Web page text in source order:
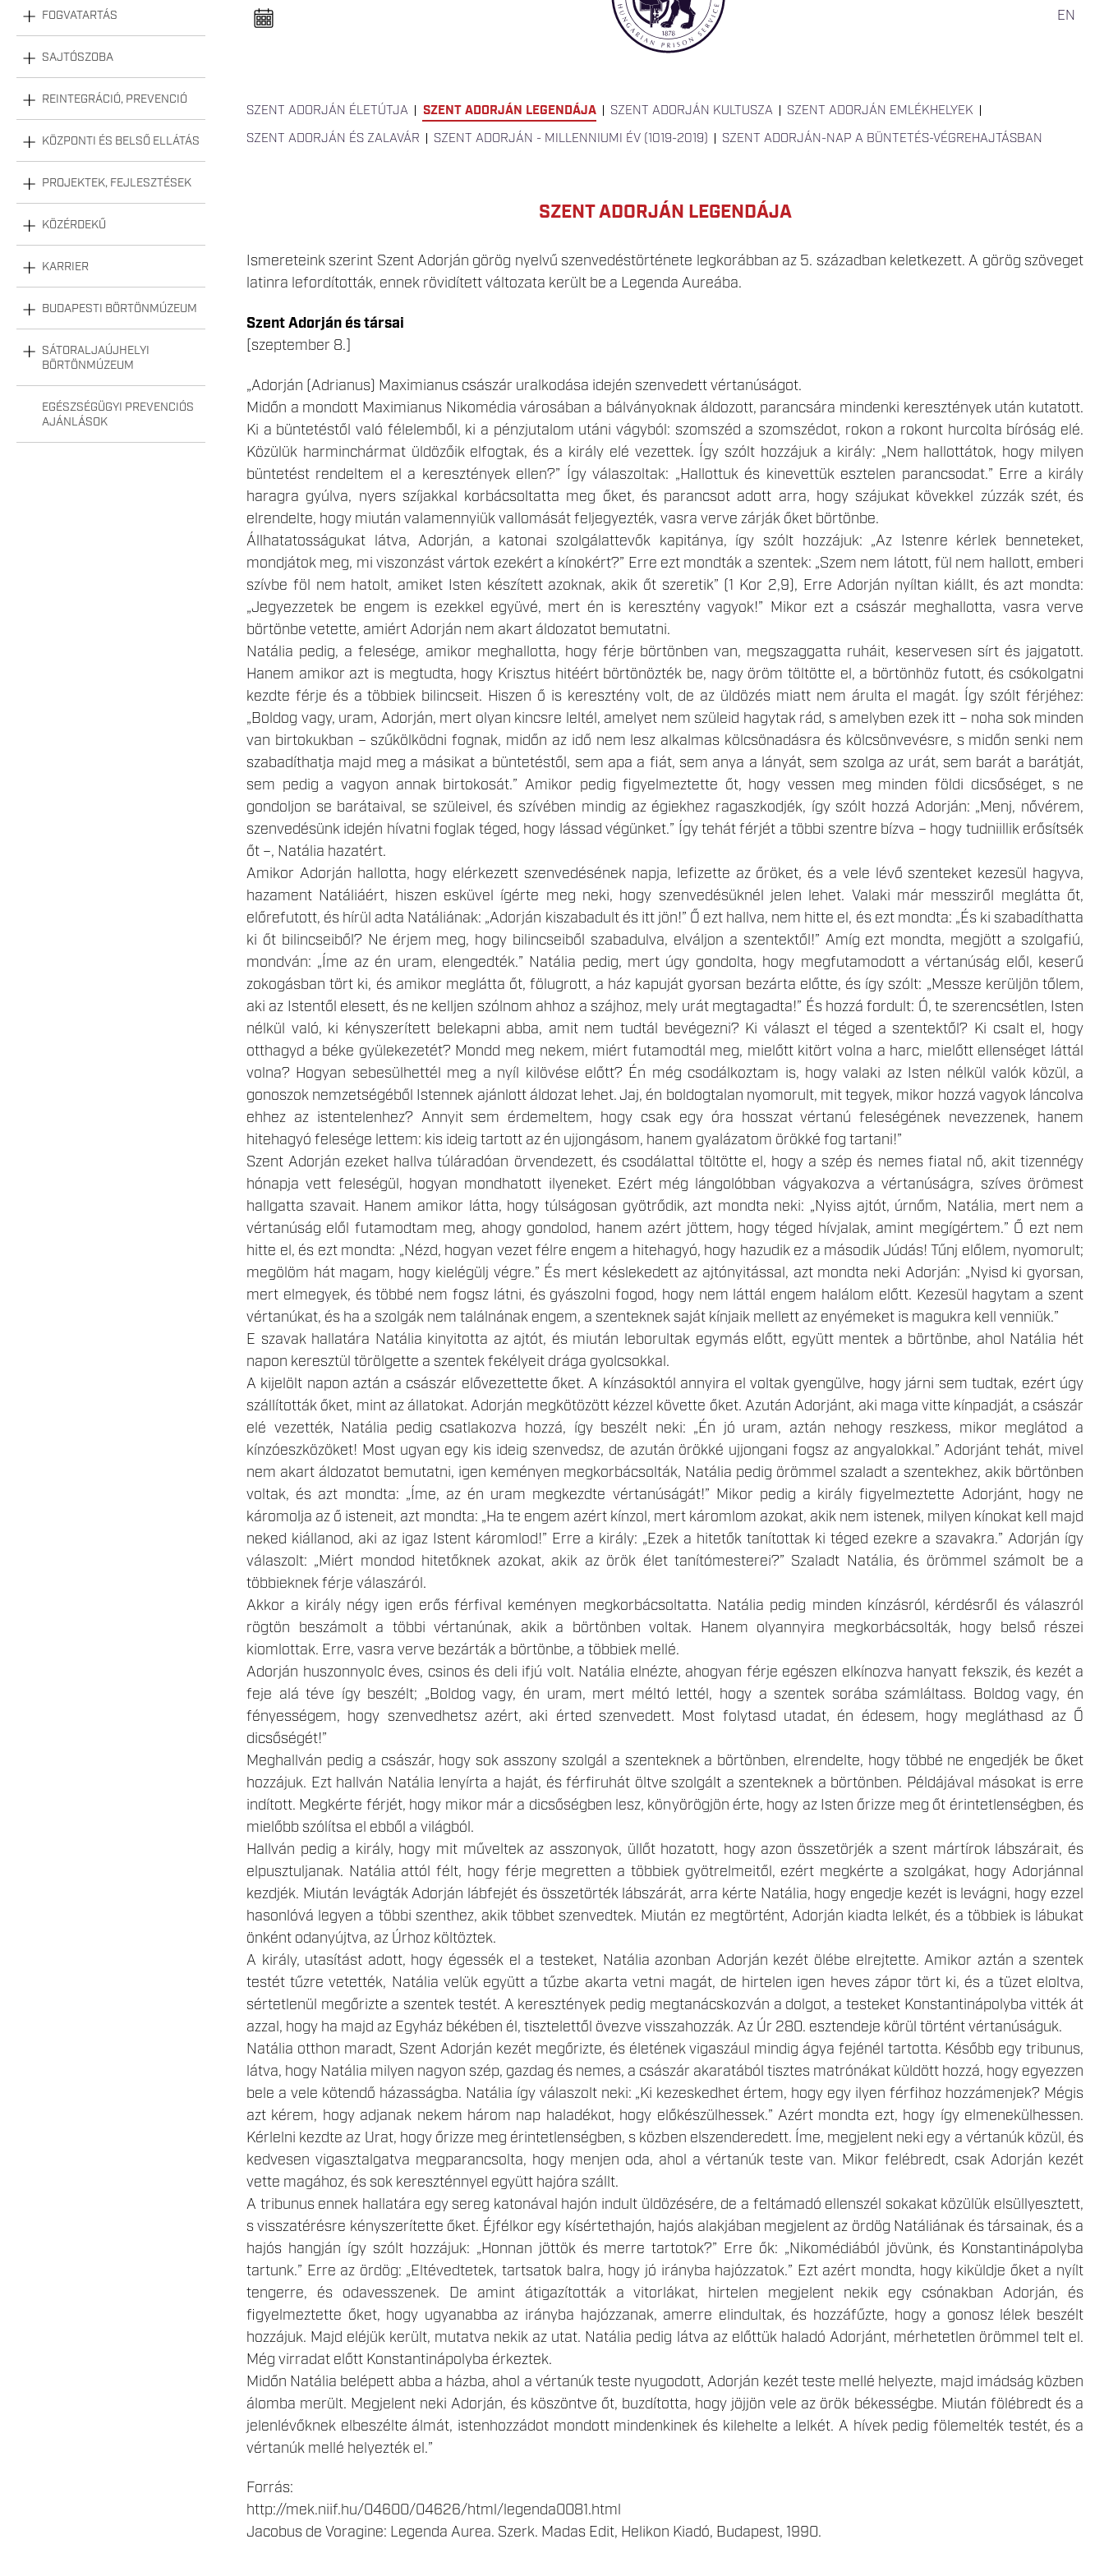
FOGVATARTÁS
SAJTÓSZOBA
REINTEGRÁCIÓ, PREVENCIÓ
KÖZPONTI ÉS BELSŐ ELLÁTÁS
PROJEKTEK, FEJLESZTÉSEK
KÖZÉRDEKŰ
KARRIER
BUDAPESTI BÖRTÖNMÚZEUM
SÁTORALJAÚJHELYI
BÖRTÖNMÚZEUM
EGÉSZSÉGÜGYI PREVENCIÓS
AJÁNLÁSOK
EN
e
l
a
SZENT ADORJÁN ÉLETÚTJA SZENT ADORJÁN LEGENDÁJA SZENT ADORJÁN KULTUSZA
SZENT ADORJÁN EMLÉKHELYEK
SZENT ADORJÁN ÉS ZALAVÁR
SZENT ADORJÁN - MILLENNIUMI ÉV (1019-2019) SZENT ADORJÁN-NAP A BÜNTETÉS-VÉGREHAJTÁSBAN
SZENT ADORJÁN LEGENDÁJA
Ismereteink szerint Szent Adorján görög nyelvű szenvedéstörténete legkorábban az 5. században keletkezett. A görög szöveget
latinra lefordították, ennek rövidített változata került be a Legenda Aureába.
Szent Adorján és társai
[szeptember 8.]
„Adorján (Adrianus) Maximianus császár uralkodása idején szenvedett vértanúságot.
Midőn a mondott Maximianus Nikomédia városában a bálványoknak áldozott, parancsára mindenki keresztények után kutatott.
Ki a büntetéstől való félelemből, ki a pénzjutalom utáni vágyból: szomszéd a szomszédot, rokon a rokont hurcolta bíróság elé.
Közülük harminchármat üldözőik elfogtak, és a király elé vezettek. Így szólt hozzájuk a király: „Nem hallottátok, hogy milyen
büntetést rendeltem el a keresztények ellen?” Így válaszoltak: „Hallottuk és kinevettük esztelen parancsodat.” Erre a király
haragra gyúlva, nyers szíjakkal korbácsoltatta meg őket, és parancsot adott arra, hogy szájukat kövekkel zúzzák szét, és
elrendelte, hogy miután valamennyiük vallomását feljegyezték, vasra verve zárják őket börtönbe.
Állhatatosságukat látva, Adorján, a katonai szolgálattevők kapitánya, így szólt hozzájuk: „Az Istenre kérlek benneteket,
mondjátok meg, mi viszonzást vártok ezekért a kínokért?” Erre ezt mondták a szentek: „Szem nem látott, fül nem hallott, emberi
szívbe föl nem hatolt, amiket Isten készített azoknak, akik őt szeretik” (1 Kor 2,9), Erre Adorján nyíltan kiállt, és azt mondta:
„Jegyezzetek be engem is ezekkel együvé, mert én is keresztény vagyok!” Mikor ezt a császár meghallotta, vasra verve
börtönbe vetette, amiért Adorján nem akart áldozatot bemutatni.
Natália pedig, a felesége, amikor meghallotta, hogy férje börtönben van, megszaggatta ruháit, keservesen sírt és jajgatott.
Hanem amikor azt is megtudta, hogy Krisztus hitéért börtönözték be, nagy öröm töltötte el, a börtönhöz futott, és csókolgatni
kezdte férje és a többiek bilincseit. Hiszen ő is keresztény volt, de az üldözés miatt nem árulta el magát. Így szólt férjéhez:
„Boldog vagy, uram, Adorján, mert olyan kincsre leltél, amelyet nem szüleid hagytak rád, s amelyben ezek itt – noha sok minden
van birtokukban – szűkölködni fognak, midőn az idő nem lesz alkalmas kölcsönadásra és kölcsönvevésre, s midőn senki nem
szabadíthatja majd meg a másikat a büntetéstől, sem apa a fiát, sem anya a lányát, sem szolga az urát, sem barát a barátját,
sem pedig a vagyon annak birtokosát.” Amikor pedig figyelmeztette őt, hogy vessen meg minden földi dicsőséget, s ne
gondoljon se barátaival, se szüleivel, és szívében mindig az égiekhez ragaszkodjék, így szólt hozzá Adorján: „Menj, nővérem,
szenvedésünk idején hívatni foglak téged, hogy lássad végünket.” Így tehát férjét a többi szentre bízva – hogy tudniillik erősítsék
őt –, Natália hazatért.
Amikor Adorján hallotta, hogy elérkezett szenvedésének napja, lefizette az őröket, és a vele lévő szenteket kezesül hagyva,
hazament Natáliáért, hiszen esküvel ígérte meg neki, hogy szenvedésüknél jelen lehet. Valaki már messziről meglátta őt,
előrefutott, és hírül adta Natáliának: „Adorján kiszabadult és itt jön!” Ő ezt hallva, nem hitte el, és ezt mondta: „És ki szabadíthatta
ki őt bilincseiből? Ne érjem meg, hogy bilincseiből szabadulva, elváljon a szentektől!” Amíg ezt mondta, megjött a szolgafiú,
mondván: „Íme az én uram, elengedték.” Natália pedig, mert úgy gondolta, hogy megfutamodott a vértanúság elől, keserű
zokogásban tört ki, és amikor meglátta őt, fölugrott, a ház kapuját gyorsan bezárta előtte, és így szólt: „Messze kerüljön tőlem,
aki az Istentől elesett, és ne kelljen szólnom ahhoz a szájhoz, mely urát megtagadta!” És hozzá fordult: Ó, te szerencsétlen, Isten
nélkül való, ki kényszerített belekapni abba, amit nem tudtál bevégezni? Ki választ el téged a szentektől? Ki csalt el, hogy
otthagyd a béke gyülekezetét? Mondd meg nekem, miért futamodtál meg, mielőtt kitört volna a harc, mielőtt ellenséget láttál
volna? Hogyan sebesülhettél meg a nyíl kilövése előtt? Én még csodálkoztam is, hogy valaki az Isten nélkül valók közül, a
gonoszok nemzetségéből Istennek ajánlott áldozat lehet. Jaj, én boldogtalan nyomorult, mit tegyek, mikor hozzá vagyok láncolva
ehhez az istentelenhez? Annyit sem érdemeltem, hogy csak egy óra hosszat vértanú feleségének nevezzenek, hanem
hitehagyó felesége lettem: kis ideig tartott az én ujjongásom, hanem gyalázatom örökké fog tartani!”
Szent Adorján ezeket hallva túláradóan örvendezett, és csodálattal töltötte el, hogy a szép és nemes fiatal nő, akit tizennégy
hónapja vett feleségül, hogyan mondhatott ilyeneket. Ezért még lángolóbban vágyakozva a vértanúságra, szíves örömest
hallgatta szavait. Hanem amikor látta, hogy túlságosan gyötrődik, azt mondta neki: „Nyiss ajtót, úrnőm, Natália, mert nem a
vértanúság elől futamodtam meg, ahogy gondolod, hanem azért jöttem, hogy téged hívjalak, amint megígértem.” Ő ezt nem
hitte el, és ezt mondta: „Nézd, hogyan vezet félre engem a hitehagyó, hogy hazudik ez a második Júdás! Tűnj előlem, nyomorult;
megölöm hát magam, hogy kielégülj végre.” És mert késlekedett az ajtónyitással, azt mondta neki Adorján: „Nyisd ki gyorsan,
mert elmegyek, és többé nem fogsz látni, és gyászolni fogod, hogy nem láttál engem halálom előtt. Kezesül hagytam a szent
vértanúkat, és ha a szolgák nem találnának engem, a szenteknek saját kínjaik mellett az enyémeket is magukra kell venniük.”
E szavak hallatára Natália kinyitotta az ajtót, és miután leborultak egymás előtt, együtt mentek a börtönbe, ahol Natália hét
napon keresztül törölgette a szentek fekélyeit drága gyolcsokkal.
A kijelölt napon aztán a császár elővezettette őket. A kínzásoktól annyira el voltak gyengülve, hogy járni sem tudtak, ezért úgy
szállították őket, mint az állatokat. Adorján megkötözött kézzel követte őket. Azután Adorjánt, aki maga vitte kínpadját, a császár
elé vezették, Natália pedig csatlakozva hozzá, így beszélt neki: „Én jó uram, aztán nehogy reszkess, mikor meglátod a
kínzóeszközöket! Most ugyan egy kis ideig szenvedsz, de azután örökké ujjongani fogsz az angyalokkal.” Adorjánt tehát, mivel
nem akart áldozatot bemutatni, igen keményen megkorbácsolták, Natália pedig örömmel szaladt a szentekhez, akik börtönben
voltak, és azt mondta: „Íme, az én uram megkezdte vértanúságát!” Mikor pedig a király figyelmeztette Adorjánt, hogy ne
káromolja az ő isteneit, azt mondta: „Ha te engem azért kínzol, mert káromlom azokat, akik nem istenek, milyen kínokat kell majd
neked kiállanod, aki az igaz Istent káromlod!” Erre a király: „Ezek a hitetők tanítottak ki téged ezekre a szavakra.” Adorján így
válaszolt: „Miért mondod hitetőknek azokat, akik az örök élet tanítómesterei?” Szaladt Natália, és örömmel számolt be a
többieknek férje válaszáról.
Akkor a király négy igen erős férfival keményen megkorbácsoltatta. Natália pedig minden kínzásról, kérdésről és válaszról
rögtön beszámolt a többi vértanúnak, akik a börtönben voltak. Hanem olyannyira megkorbácsolták, hogy belső részei
kiomlottak. Erre, vasra verve bezárták a börtönbe, a többiek mellé.
Adorján huszonnyolc éves, csinos és deli ifjú volt. Natália elnézte, ahogyan férje egészen elkínozva hanyatt fekszik, és kezét a
feje alá téve így beszélt; „Boldog vagy, én uram, mert méltó lettél, hogy a szentek sorába számláltass. Boldog vagy, én
fényességem, hogy szenvedhetsz azért, aki érted szenvedett. Most folytasd utadat, én édesem, hogy megláthasd az Ő
dicsőségét!”
Meghallván pedig a császár, hogy sok asszony szolgál a szenteknek a börtönben, elrendelte, hogy többé ne engedjék be őket
hozzájuk. Ezt hallván Natália lenyírta a haját, és férfiruhát öltve szolgált a szenteknek a börtönben. Példájával másokat is erre
indított. Megkérte férjét, hogy mikor már a dicsőségben lesz, könyörögjön érte, hogy az Isten őrizze meg őt érintetlenségben, és
mielőbb szólítsa el ebből a világból.
Hallván pedig a király, hogy mit műveltek az asszonyok, üllőt hozatott, hogy azon összetörjék a szent mártírok lábszárait, és
elpusztuljanak. Natália attól félt, hogy férje megretten a többiek gyötrelmeitől, ezért megkérte a szolgákat, hogy Adorjánnal
kezdjék. Miután levágták Adorján lábfejét és összetörték lábszárát, arra kérte Natália, hogy engedje kezét is levágni, hogy ezzel
hasonlóvá legyen a többi szenthez, akik többet szenvedtek. Miután ez megtörtént, Adorján kiadta lelkét, és a többiek is lábukat
önként odanyújtva, az Úrhoz költöztek.
A király, utasítást adott, hogy égessék el a testeket, Natália azonban Adorján kezét ölébe elrejtette. Amikor aztán a szentek
testét tűzre vetették, Natália velük együtt a tűzbe akarta vetni magát, de hirtelen igen heves zápor tört ki, és a tüzet eloltva,
sértetlenül megőrizte a szentek testét. A keresztények pedig megtanácskozván a dolgot, a testeket Konstantinápolyba vitték át
azzal, hogy ha majd az Egyház békében él, tisztelettől övezve visszahozzák. Az Úr 280. esztendeje körül történt vértanúságuk.
Natália otthon maradt, Szent Adorján kezét megőrizte, és életének vigaszául mindig ágya fejénél tartotta. Később egy tribunus,
látva, hogy Natália milyen nagyon szép, gazdag és nemes, a császár akaratából tisztes matrónákat küldött hozzá, hogy egyezzen
bele a vele kötendő házasságba. Natália így válaszolt neki: „Ki kezeskedhet értem, hogy egy ilyen férfihoz hozzámenjek? Mégis
azt kérem, hogy adjanak nekem három nap haladékot, hogy előkészülhessek.” Azért mondta ezt, hogy így elmenekülhessen.
Kérlelni kezdte az Urat, hogy őrizze meg érintetlenségben, s közben elszenderedett. Íme, megjelent neki egy a vértanúk közül, és
kedvesen vigasztalgatva megparancsolta, hogy menjen oda, ahol a vértanúk teste van. Mikor felébredt, csak Adorján kezét
vette magához, és sok kereszténnyel együtt hajóra szállt.
A tribunus ennek hallatára egy sereg katonával hajón indult üldözésére, de a feltámadó ellenszél sokakat közülük elsüllyesztett,
s visszatérésre kényszerítette őket. Éjfélkor egy kísértethajón, hajós alakjában megjelent az ördög Natáliának és társainak, és a
hajós hangján így szólt hozzájuk: „Honnan jöttök és merre tartotok?” Erre ők: „Nikomédiából jövünk, és Konstantinápolyba
tartunk.” Erre az ördög: „Eltévedtetek, tartsatok balra, hogy jó irányba hajózzatok.” Ezt azért mondta, hogy kiküldje őket a nyílt
tengerre, és odavesszenek. De amint átigazították a vitorlákat, hirtelen megjelent nekik egy csónakban Adorján, és
figyelmeztette őket, hogy ugyanabba az irányba hajózzanak, amerre elindultak, és hozzáfűzte, hogy a gonosz lélek beszélt
hozzájuk. Majd eléjük került, mutatva nekik az utat. Natália pedig látva az előttük haladó Adorjánt, mérhetetlen örömmel telt el.
Még virradat előtt Konstantinápolyba érkeztek.
Midőn Natália belépett abba a házba, ahol a vértanúk teste nyugodott, Adorján kezét teste mellé helyezte, majd imádság közben
álomba merült. Megjelent neki Adorján, és köszöntve őt, buzdította, hogy jöjjön vele az örök békességbe. Miután fölébredt és a
jelenlévőknek elbeszélte álmát, istenhozzádot mondott mindenkinek és kilehelte a lelkét. A hívek pedig fölemelték testét, és a
vértanúk mellé helyezték el.”
Forrás:
http://mek.niif.hu/04600/04626/html/legenda0081.html
Jacobus de Voragine: Legenda Aurea. Szerk. Madas Edit, Helikon Kiadó, Budapest, 1990.